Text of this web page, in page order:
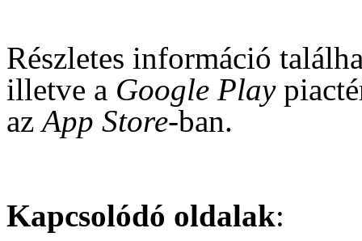
Részletes információ
illetve a Google Play
az App Store-ban.
Kapcsolódó oldalak: